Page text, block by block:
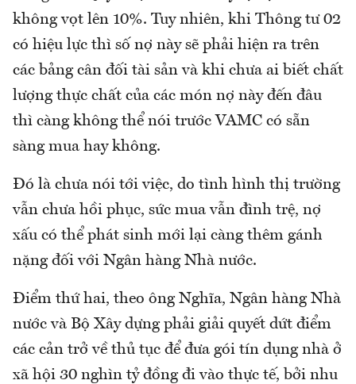
không vọt lên 10%. Tuy nhiên, khi Thông tư 02
có hiệu lực thì số nợ này sẽ phải hiện ra trên
các bảng cân đối tài sản và khi chưa ai biết chất
lượng thực chất của các món nợ này đến đâu
thì càng không thể nói trước VAMC có sẵn
sàng mua hay không.
Đó là chưa nói tới việc, do tình hình thị trường
vẫn chưa hồi phục, sức mua vẫn đình trệ, nợ
xấu có thể phát sinh mới lại càng thêm gánh
nặng đối với Ngân hàng Nhà nước.
Điểm thứ hai, theo ông Nghĩa, Ngân hàng Nhà
nước và Bộ Xây dựng phải giải quyết dứt điểm
các cản trở về thủ tục để đưa gói tín dụng nhà ở
xã hội 30 nghìn tỷ đồng đi vào thực tế, bởi nhu